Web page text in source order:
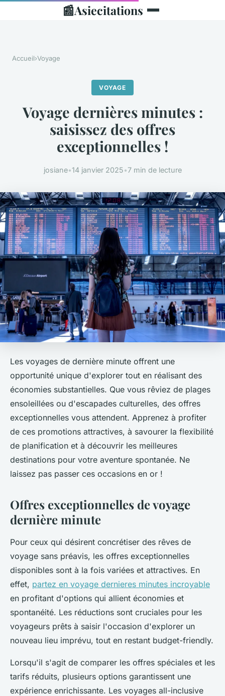
📰Asiecitations
Accueil›Voyage
VOYAGE
Voyage dernières minutes :
saisissez des offres
exceptionnelles !
josiane•14 janvier 2025•7 min de lecture
Les voyages de dernière minute offrent une
opportunité unique d'explorer tout en réalisant des
économies substantielles. Que vous rêviez de plages
ensoleillées ou d'escapades culturelles, des offres
exceptionnelles vous attendent. Apprenez à profiter
de ces promotions attractives, à savourer la flexibilité
de planification et à découvrir les meilleures
destinations pour votre aventure spontanée. Ne
laissez pas passer ces occasions en or !
Offres exceptionnelles de voyage
dernière minute
Pour ceux qui désirent concrétiser des rêves de
voyage sans préavis, les offres exceptionnelles
disponibles sont à la fois variées et attractives. En
effet, partez en voyage dernieres minutes incroyable
en profitant d'options qui allient économies et
spontanéité. Les réductions sont cruciales pour les
voyageurs prêts à saisir l'occasion d'explorer un
nouveau lieu imprévu, tout en restant budget-friendly.
Lorsqu'il s'agit de comparer les offres spéciales et les
tarifs réduits, plusieurs options garantissent une
expérience enrichissante. Les voyages all-inclusive